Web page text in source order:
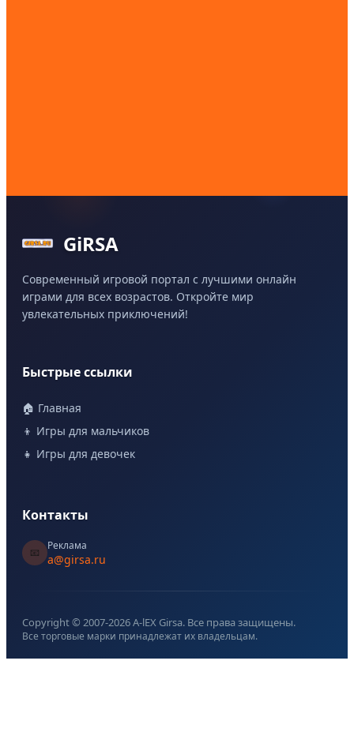
GiRSA
Современный игровой портал с лучшими онлайн
играми для всех возрастов. Откройте мир
увлекательных приключений!
Быстрые ссылки
🏠 Главная
👦 Игры для мальчиков
👧 Игры для девочек
Контакты
📧
Реклама
a@girsa.ru
Copyright © 2007-2026A-lEX Girsa. Все права защищены.
Все торговые марки принадлежат их владельцам.